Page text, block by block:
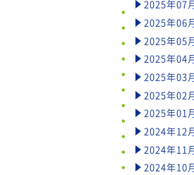
2025年07
2025年06
2025年05
2025年04
2025年03
2025年02
2025年01
2024年12
2024年11
2024年10